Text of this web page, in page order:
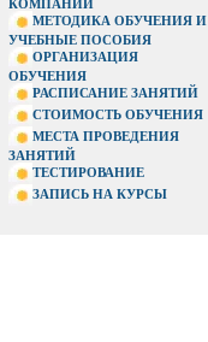
КОМПАНИЙ
МЕТОДИКА ОБУЧЕНИЯ И
УЧЕБНЫЕ ПОСОБИЯ
ОРГАНИЗАЦИЯ
ОБУЧЕНИЯ
РАСПИСАНИЕ ЗАНЯТИЙ
СТОИМОСТЬ ОБУЧЕНИЯ
МЕСТА ПРОВЕДЕНИЯ
ЗАНЯТИЙ
ТЕСТИРОВАНИЕ
ЗАПИСЬ НА КУРСЫ